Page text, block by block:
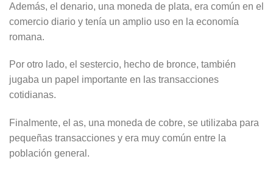
Además, el denario, una moneda de plata, era común en el
comercio diario y tenía un amplio uso en la economía
romana.
Por otro lado, el sestercio, hecho de bronce, también
jugaba un papel importante en las transacciones
cotidianas.
Finalmente, el as, una moneda de cobre, se utilizaba para
pequeñas transacciones y era muy común entre la
población general.